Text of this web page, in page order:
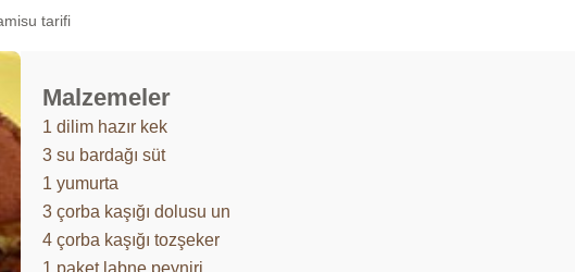
tarifi
Malzemeler
1 dilim hazır kek
3 su bardağı süt
1 yumurta
3 çorba kaşığı dolusu un
4 çorba kaşığı tozşeker
1 paket labne peyniri